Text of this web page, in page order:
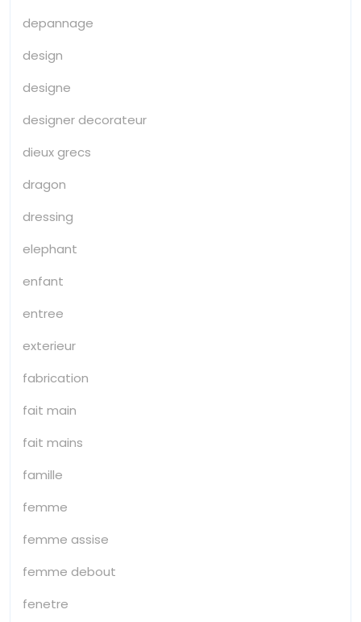
depannage
design
designe
designer decorateur
dieux grecs
dragon
dressing
elephant
enfant
entree
exterieur
fabrication
fait main
fait mains
famille
femme
femme assise
femme debout
fenetre